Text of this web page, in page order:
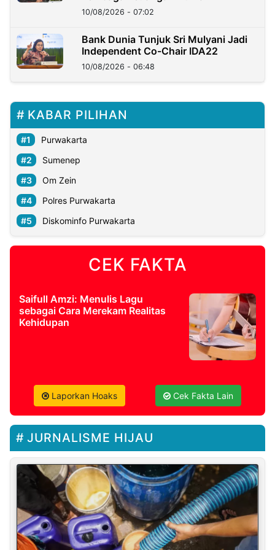
10/08/2026 - 07:02
Bank Dunia Tunjuk Sri Mulyani Jadi
Independent Co-Chair IDA22
10/08/2026 - 06:48
KABAR PILIHAN
Purwakarta
Sumenep
Om Zein
Polres Purwakarta
Diskominfo Purwakarta
CEK FAKTA
Saifull Amzi: Menulis Lagu
sebagai Cara Merekam Realitas
Kehidupan
Laporkan Hoaks Cek Fakta Lain
JURNALISME HIJAU